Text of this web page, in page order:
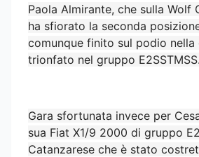
Paola Almirante, che sulla Wolf
ha sfiorato la seconda
comunque finito sul podio nella
trionfato nel gruppo E2SSTMSS.
Gara sfortunata invece per
sua Fiat X1/9 2000 di gruppo
Catanzarese che è stato